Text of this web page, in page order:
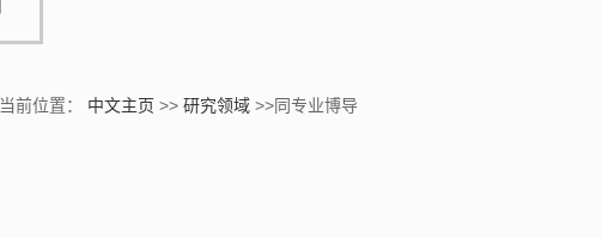
当前位置： 中文主页 >> 研究领域 >>同专业博导